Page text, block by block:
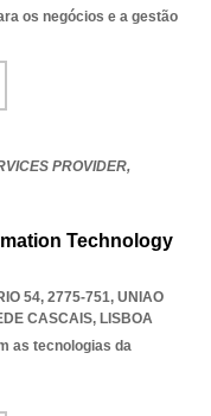
os negócios e a gestão
PROVIDER,
Technology
54, 2775-751, UNIAO
CASCAIS, LISBOA
as tecnologias da